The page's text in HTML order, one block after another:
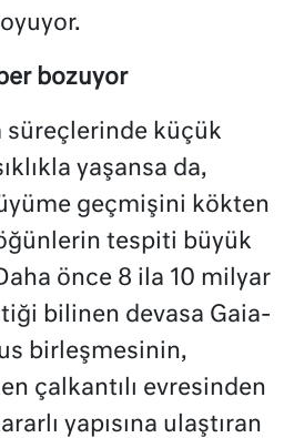
bozuyor
süreçlerinde küçük
yaşansa da,
geçmişini kökten
tespiti büyük
önce 8 ila 10 milyar
bilinen devasa Gaia-
birleşmesinin,
çalkantılı evresinden
yapısına ulaştıran